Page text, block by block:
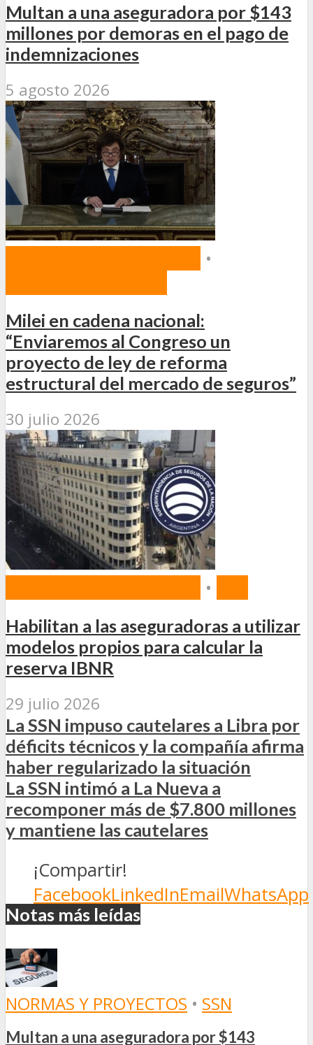
Multan a una aseguradora por $143
millones por demoras en el pago de
indemnizaciones
5 agosto 2026
•
Milei en cadena nacional:
“Enviaremos al Congreso un
proyecto de ley de reforma
estructural del mercado de seguros”
30 julio 2026
•
Habilitan a las aseguradoras a utilizar
modelos propios para calcular la
reserva IBNR
29 julio 2026
La SSN impuso cautelares a Libra por
déficits técnicos y la compañía afirma
haber regularizado la situación
La SSN intimó a La Nueva a
recomponer más de $7.800 millones
y mantiene las cautelares
¡Compartir!
FacebookLinkedInEmailWhatsApp
Notas más leídas
NORMAS Y PROYECTOS • SSN
Multan a una aseguradora por $143